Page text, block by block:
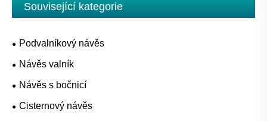
Související kategorie
Podvalníkový návěs
Návěs valník
Návěs s bočnicí
Cisternový návěs